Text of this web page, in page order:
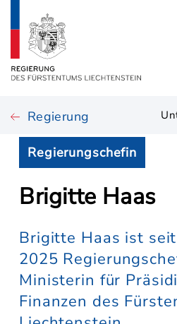
Regierung
Regierungschefin
Brigitte Haas
Brigitte Haas ist
2025
Ministerin für
Finanzen des